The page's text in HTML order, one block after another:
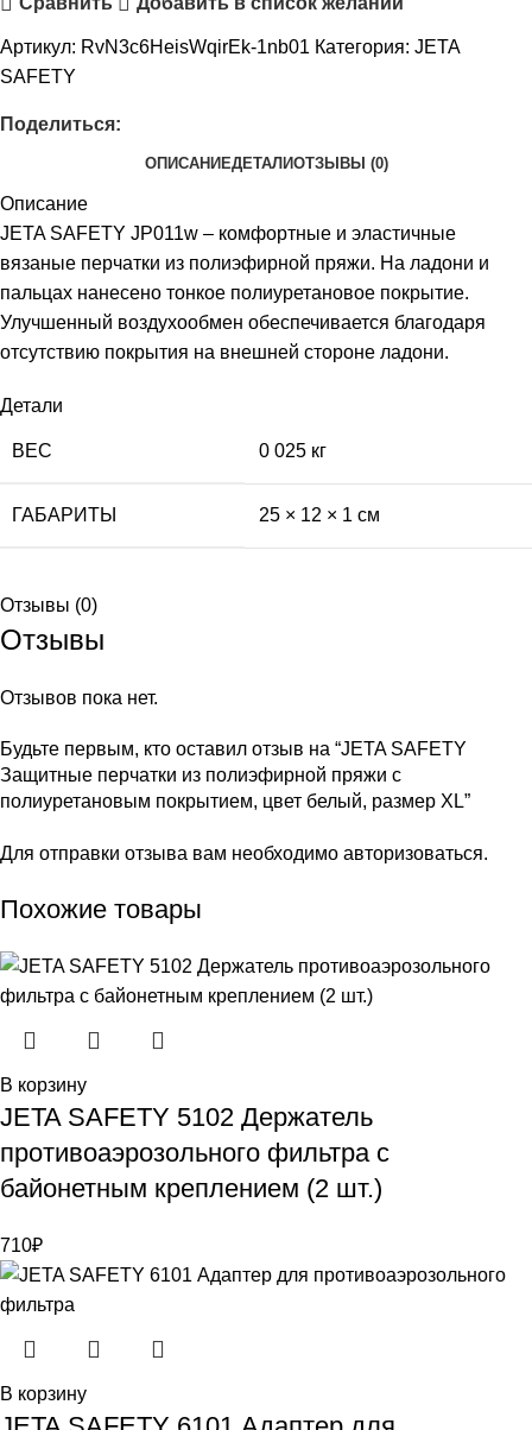
Артикул: RvN3c6HeisWqirEk-1nb01 Категория: JETA
SAFETY
Поделиться:
ОПИСАНИЕДЕТАЛИОТЗЫВЫ (0)
Описание
JETA SAFETY JP011w – комфортные и эластичные
вязаные перчатки из полиэфирной пряжи. На ладони и
пальцах нанесено тонкое полиуретановое покрытие.
Улучшенный воздухообмен обеспечивается благодаря
отсутствию покрытия на внешней стороне ладони.
Детали
ВЕС 0 025 кг
ГАБАРИТЫ 25 × 12 × 1 см
Отзывы (0)
Отзывы
Отзывов пока нет.
Будьте первым, кто оставил отзыв на “JETA SAFETY
Защитные перчатки из полиэфирной пряжи c
полиуретановым покрытием, цвет белый, размер XL”
Для отправки отзыва вам необходимо авторизоваться.
Похожие товары
В корзину
JETA SAFETY 5102 Держатель
противоаэрозольного фильтра с
байонетным креплением (2 шт.)
710₽
В корзину